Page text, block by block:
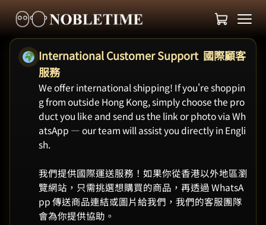
International Customer Support 國際顧客
服務
We offer international shipping! If you're shoppin
g from outside Hong Kong, simply choose the pro
duct you like and send us the link or photo via Wh
atsApp — our team will assist you directly in Engli
sh.
我們提供國際運送服務！如果你從香港以外地區瀏
覽網站，只需挑選想購買的商品，再透過 WhatsA
pp 傳送商品連結或圖片給我們，我們的客服團隊
會為你提供協助。